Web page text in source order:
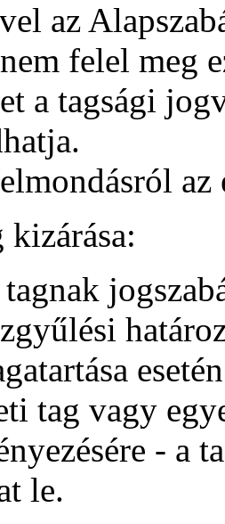
az
felel meg
a tagsági
az
kizárása:
tag vagy
- a
le.